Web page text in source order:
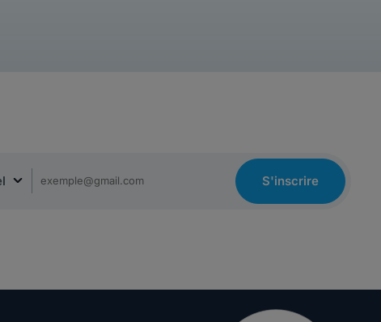
S'inscrire